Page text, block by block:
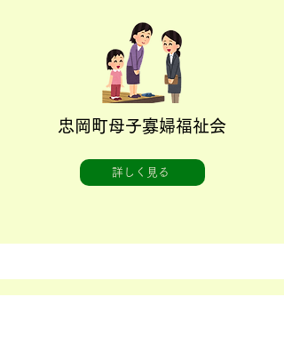
詳しく見る
忠岡町母子寡婦福祉会
詳しく見る